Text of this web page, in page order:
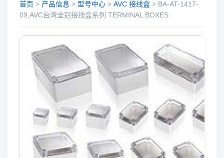
首页 > 产品信息 > 型号中心 > AVC 接线盒 > BA-AT-1417-
09,AVC台湾全冠接线盒系列 TERMINAL BOXES